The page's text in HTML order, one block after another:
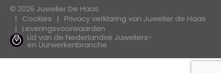
© 2026 Juwelier De Haas
Cookies
Privacy verklaring van Juwelier de Haas
Leveringsvoorwaarden
Lid van de Nederlandse Juweliers-
en Uurwerkenbranche